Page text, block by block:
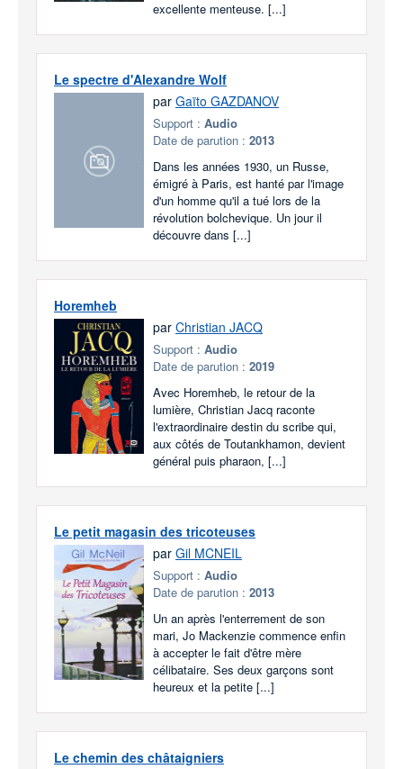
excellente menteuse. [...]
Le spectre d'Alexandre Wolf
par Gaïto GAZDANOV
Support : Audio
Date de parution : 2013
Dans les années 1930, un Russe,
émigré à Paris, est hanté par l'image
d'un homme qu'il a tué lors de la
révolution bolchevique. Un jour il
découvre dans [...]
Horemheb
par Christian JACQ
Support : Audio
Date de parution : 2019
Avec Horemheb, le retour de la
lumière, Christian Jacq raconte
l'extraordinaire destin du scribe qui,
aux côtés de Toutankhamon, devient
général puis pharaon, [...]
Le petit magasin des tricoteuses
par Gil MCNEIL
Support : Audio
Date de parution : 2013
Un an après l'enterrement de son
mari, Jo Mackenzie commence enfin
à accepter le fait d'être mère
célibataire. Ses deux garçons sont
heureux et la petite [...]
Le chemin des châtaigniers